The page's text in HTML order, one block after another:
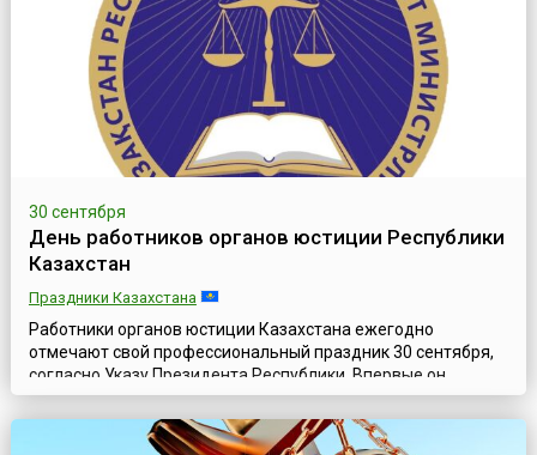
этот день в 2011 году был образован Следственный
комитет Республики Беларусь.Работа сл...
30 сентября
День работников органов юстиции Республики
Казахстан
Праздники Казахстана
Работники органов юстиции Казахстана ежегодно
отмечают свой профессиональный праздник 30 сентября,
согласно Указу Президента Республики. Впервые он
официально отмечался в стране в 2012 году.Минюст
Казахстана ведёт свою историю с начала 20 века, когда в
трудные годы, последовавшие за Октябрьской революцией